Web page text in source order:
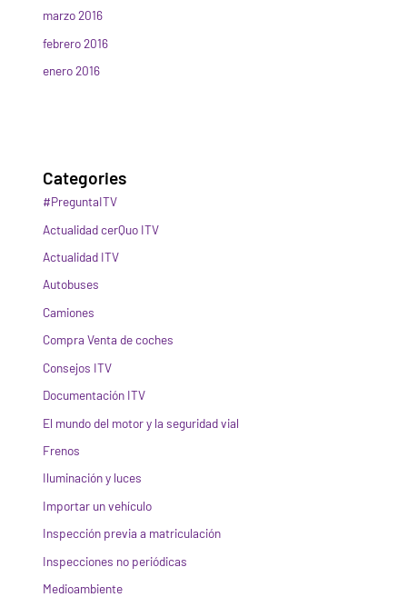
marzo 2016
febrero 2016
enero 2016
Categories
#PreguntaITV
Actualidad cerQuo ITV
Actualidad ITV
Autobuses
Camiones
Compra Venta de coches
Consejos ITV
Documentación ITV
El mundo del motor y la seguridad vial
Frenos
Iluminación y luces
Importar un vehículo
Inspección previa a matriculación
Inspecciones no periódicas
Medioambiente